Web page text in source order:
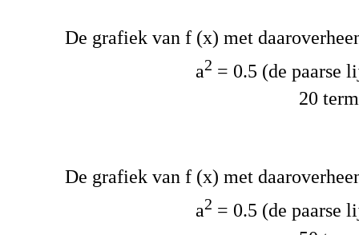
De grafiek van f (x) met
a2 = 0.5 (de paarse
20
De grafiek van f (x) met
a2 = 0.5 (de paarse